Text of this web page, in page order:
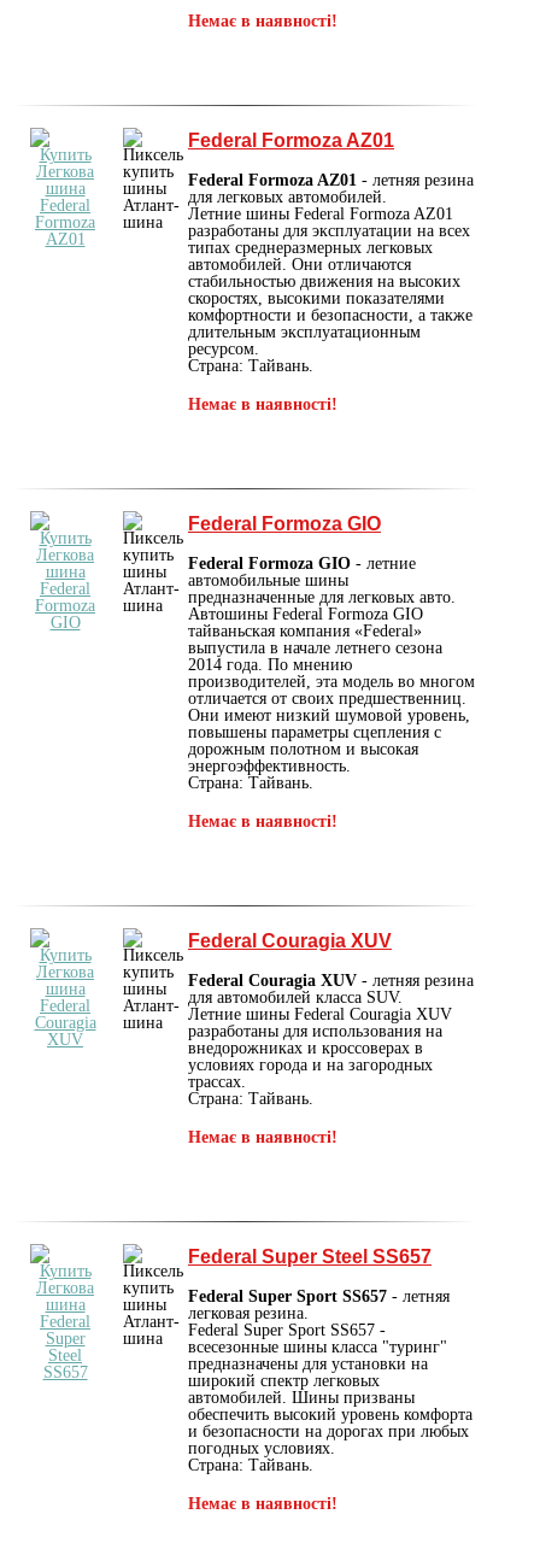
Немає в наявності!
Federal Formoza AZ01
Federal Formoza AZ01 - летняя резина
для легковых автомобилей.
Летние шины Federal Formoza AZ01
разработаны для эксплуатации на всех
типах среднеразмерных легковых
автомобилей. Они отличаются
стабильностью движения на высоких
скоростях, высокими показателями
комфортности и безопасности, а также
длительным эксплуатационным
ресурсом.
Страна: Тайвань.
Немає в наявності!
Federal Formoza GIO
Federal Formoza GIO - летние
автомобильные шины
предназначенные для легковых авто.
Автошины Federal Formoza GIO
тайваньская компания «Federal»
выпустила в начале летнего сезона
2014 года. По мнению
производителей, эта модель во многом
отличается от своих предшественниц.
Они имеют низкий шумовой уровень,
повышены параметры сцепления с
дорожным полотном и высокая
энергоэффективность.
Страна: Тайвань.
Немає в наявності!
Federal Couragia XUV
Federal Couragia XUV - летняя резина
для автомобилей класса SUV.
Летние шины Federal Couragia XUV
разработаны для использования на
внедорожниках и кроссоверах в
условиях города и на загородных
трассах.
Страна: Тайвань.
Немає в наявності!
Federal Super Steel SS657
Federal Super Sport SS657 - летняя
легковая резина.
Federal Super Sport SS657 -
всесезонные шины класса "туринг"
предназначены для установки на
широкий спектр легковых
автомобилей. Шины призваны
обеспечить высокий уровень комфорта
и безопасности на дорогах при любых
погодных условиях.
Страна: Тайвань.
Немає в наявності!